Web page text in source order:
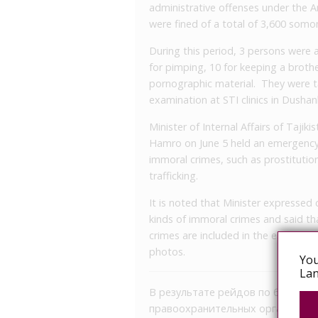
administrative offenses under the
were fined of a total of 3,600
During this period, 3 persons
for pimping, 10 for keeping a
pornographic material. They were
examination at STI clinics in
Minister of Internal Affairs of
Hamro on June 5 held an
immoral crimes, such as
trafficking.
It is noted that Minister expressed
kinds of immoral crimes and said
crimes are included in the
photos.
В результате рейдов по борьбе
правоохранительных органов за